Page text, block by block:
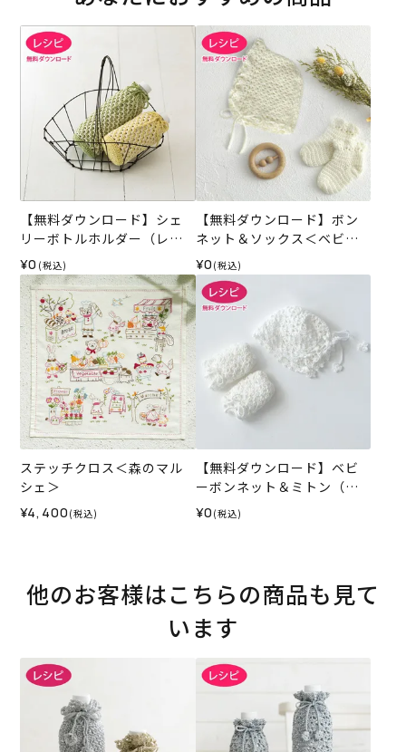
【無料ダウンロード】シェ
リーボトルホルダー（レシ
ピ）
¥0 (税込)
【無料ダウンロード】ボン
ネット＆ソックス＜ベビー
パレット＞（レシピ）
¥0 (税込)
ステッチクロス＜森のマル
シェ＞
¥4,400 (税込)
【無料ダウンロード】ベビ
ーボンネット＆ミトン（レ
シピ）
¥0 (税込)
他のお客様はこちらの商品も見て
います